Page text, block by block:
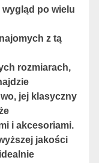
po wielu
z tą
rozmiarach,
jej klasyczny
i akcesoriami.
jakości